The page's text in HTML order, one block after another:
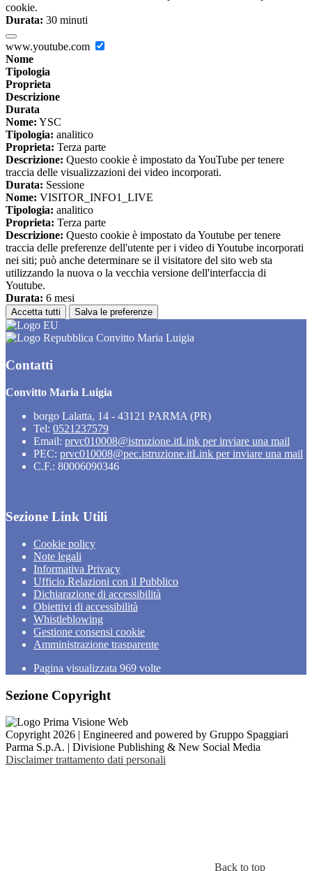
cookie.
Durata: 30 minuti
www.youtube.com
Nome
Tipologia
Proprieta
Descrizione
Durata
Nome: YSC
Tipologia: analitico
Proprieta: Terza parte
Descrizione: Questo cookie è impostato da YouTube per tenere
traccia delle visualizzazioni dei video incorporati.
Durata: Sessione
Nome: VISITOR_INFO1_LIVE
Tipologia: analitico
Proprieta: Terza parte
Descrizione: Questo cookie è impostato da Youtube per tenere
traccia delle preferenze dell'utente per i video di Youtube incorporati
nei siti; può anche determinare se il visitatore del sito web sta
utilizzando la nuova o la vecchia versione dell'interfaccia di
Youtube.
Durata: 6 mesi
Accetta tutti Salva le preferenze
Convitto Maria Luigia
Contatti
Convitto Maria Luigia
borgo Lalatta, 14 - 43121 PARMA (PR)
Tel: 0521237579
Email: prvc010008@istruzione.itLink per inviare una mail
PEC: prvc010008@pec.istruzione.itLink per inviare una mail
C.F.: 80006090346
Sezione Link Utili
Cookie policy
Note legali
Informativa Privacy
Ufficio Relazioni con il Pubblico
Dichiarazione di accessibilità
Obiettivi di accessibilità
Whistleblowing
Gestione consensi cookie
Amministrazione trasparente
Pagina visualizzata 969 volte
Sezione Copyright
Copyright 2026 | Engineered and powered by Gruppo Spaggiari
Parma S.p.A. | Divisione Publishing & New Social Media
Disclaimer trattamento dati personali
Back to top